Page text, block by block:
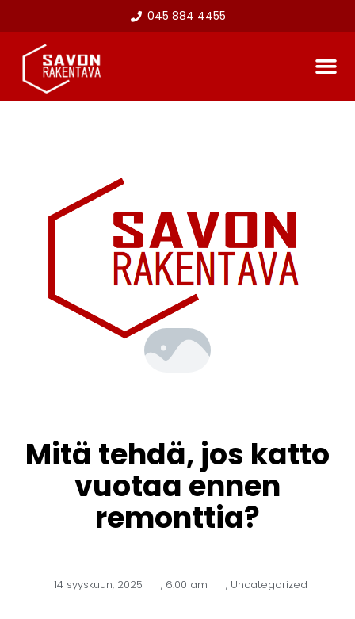
045 884 4455
Mitä tehdä, jos katto
vuotaa ennen
remonttia?
14 syyskuun, 2025 , 6:00 am , Uncategorized